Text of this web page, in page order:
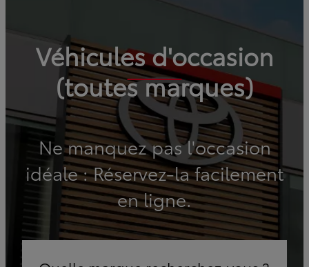
Véhicules d'occasion
(toutes marques)
Ne manquez pas l'occasion
idéale : Réservez-la facilement
en ligne.